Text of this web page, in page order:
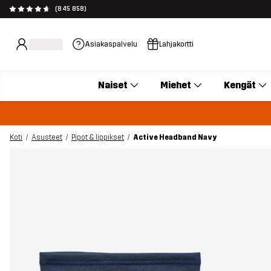
(845 858)
Asiakaspalvelu Lahjakortti
Naiset Miehet Kengät
Koti Asusteet Pipot & lippikset Active Headband Navy